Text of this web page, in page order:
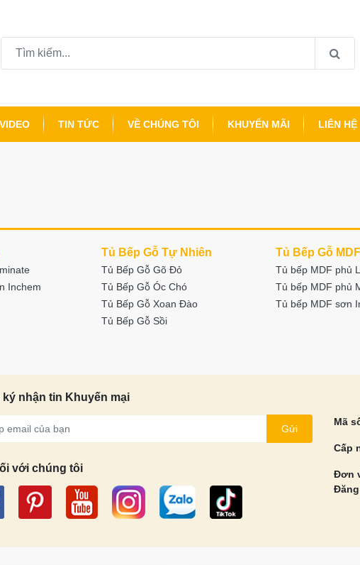
VIDEO TIN TỨC VỀ CHÚNG TÔI KHUYẾN MÃI LIÊN HỆ
Inchem
Tủ Bếp Gỗ Tự Nhiên
Tủ Bếp Gỗ Gõ Đỏ
Tủ Bếp Gỗ Óc Chó
Tủ Bếp Gỗ Xoan Đào
Tủ Bếp Gỗ Sồi
Tủ Bếp Gỗ
Tủ bếp MDF phủ
Tủ bếp MDF phủ
Tủ bếp MDF sơn
nhận tin Khuyến mại
Gửi
với chúng tôi
Mã
Cấp
Đơn